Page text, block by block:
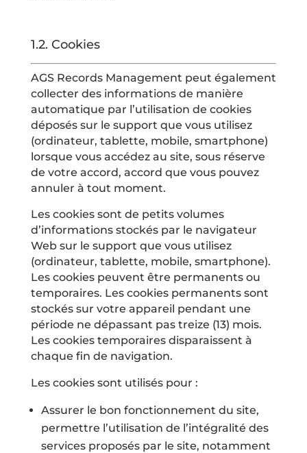
1.2. Cookies
AGS Records Management peut également
collecter des informations de manière
automatique par l’utilisation de cookies
déposés sur le support que vous utilisez
(ordinateur, tablette, mobile, smartphone)
lorsque vous accédez au site, sous réserve
de votre accord, accord que vous pouvez
annuler à tout moment.
Les cookies sont de petits volumes
d’informations stockés par le navigateur
Web sur le support que vous utilisez
(ordinateur, tablette, mobile, smartphone).
Les cookies peuvent être permanents ou
temporaires. Les cookies permanents sont
stockés sur votre appareil pendant une
période ne dépassant pas treize (13) mois.
Les cookies temporaires disparaissent à
chaque fin de navigation.
Les cookies sont utilisés pour :
Assurer le bon fonctionnement du site,
permettre l’utilisation de l’intégralité des
services proposés par le site, notamment